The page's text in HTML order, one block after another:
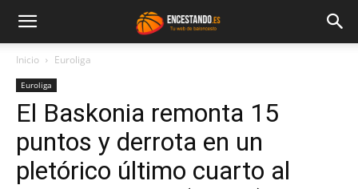
Inicio Euroliga
Euroliga
El Baskonia remonta 15
puntos y derrota en un
pletórico último cuarto al